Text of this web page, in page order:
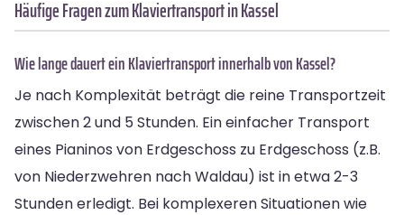
Häufige Fragen zum Klaviertransport in Kassel
Wie lange dauert ein Klaviertransport innerhalb von Kassel?
Je nach Komplexität beträgt die reine Transportzeit
zwischen 2 und 5 Stunden. Ein einfacher Transport
eines Pianinos von Erdgeschoss zu Erdgeschoss (z.B.
von Niederzwehren nach Waldau) ist in etwa 2-3
Stunden erledigt. Bei komplexeren Situationen wie